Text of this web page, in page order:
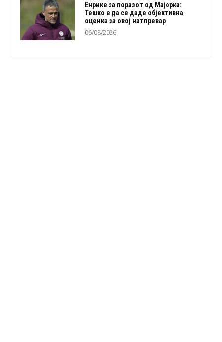
Енрике за поразот од Мајорка:
Тешко е да се даде објективна
оценка за овој натпревар
06/08/2026